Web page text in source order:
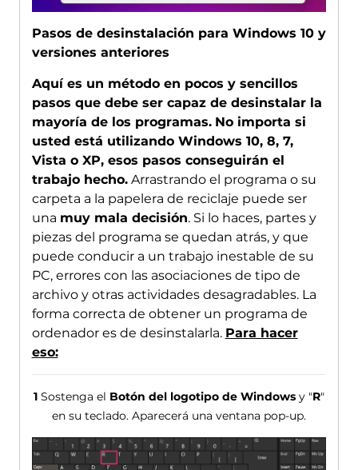
Pasos de desinstalación para Windows 10 y
versiones anteriores
Aquí es un método en pocos y sencillos
pasos que debe ser capaz de desinstalar la
mayoría de los programas. No importa si
usted está utilizando Windows 10, 8, 7,
Vista o XP, esos pasos conseguirán el
trabajo hecho.Arrastrando el programa o su
carpeta a la papelera de reciclaje puede ser
una muy mala decisión. Si lo haces, partes y
piezas del programa se quedan atrás, y que
puede conducir a un trabajo inestable de su
PC, errores con las asociaciones de tipo de
archivo y otras actividades desagradables. La
forma correcta de obtener un programa de
ordenador es de desinstalarla. Para hacer
eso:
1Sostenga el Botón del logotipo de Windowsy "R"
en su teclado. Aparecerá una ventana pop-up.